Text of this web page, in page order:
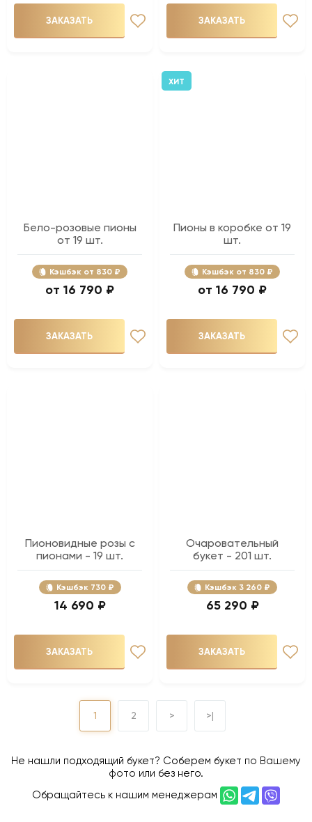
ЗАКАЗАТЬ ЗАКАЗАТЬ
Бело-розовые пионы
от 19 шт.
Кэшбэк 830 ₽
16 790 ₽
ЗАКАЗАТЬ
ХИТ
Пионы в коробке от 19
шт.
Кэшбэк 830 ₽
16 790 ₽
ЗАКАЗАТЬ
Пионовидные розы с
пионами - 19 шт.
Кэшбэк 730 ₽
14 690 ₽
ЗАКАЗАТЬ
Очаровательный
букет - 201 шт.
Кэшбэк 3 260 ₽
65 290 ₽
ЗАКАЗАТЬ
1 2 > >|
Не нашли подходящий букет? Соберем букет по Вашему
фото или без него.
Обращайтесь к нашим менеджерам